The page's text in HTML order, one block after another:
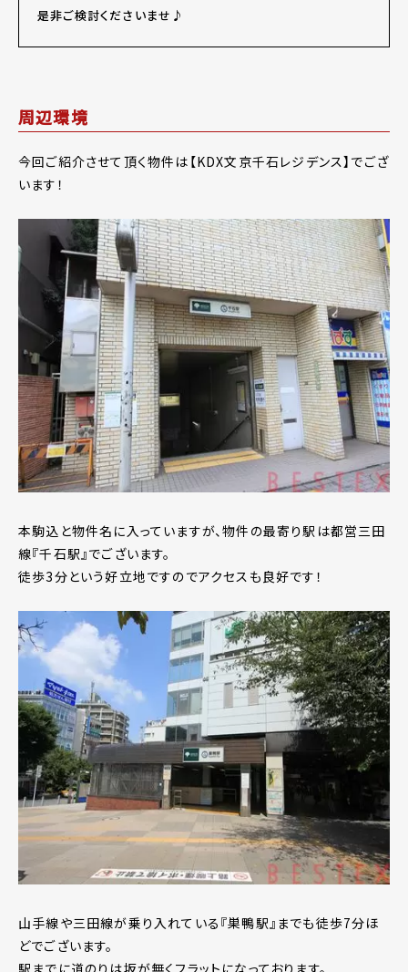
是非ご検討くださいませ♪
周辺環境
今回ご紹介させて頂く物件は【KDX文京千石レジデンス】でござ
います！
本駒込と物件名に入っていますが、物件の最寄り駅は都営三田
線『千石駅』でございます。
徒歩3分という好立地ですのでアクセスも良好です！
山手線や三田線が乗り入れている『巣鴨駅』までも徒歩7分ほ
どでございます。